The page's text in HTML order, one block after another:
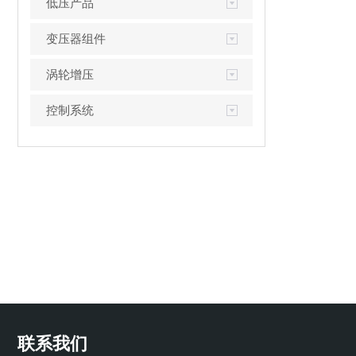
低压产品
变压器组件
涡轮增压
控制系统
联系我们